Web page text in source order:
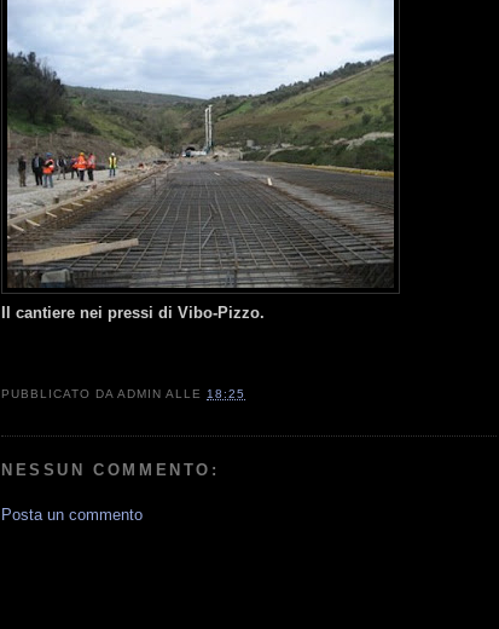
Il cantiere nei pressi di Vibo-Pizzo.
PUBBLICATO DAADMIN ALLE 18:25
NESSUN COMMENTO:
Posta un commento